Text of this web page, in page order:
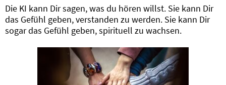
Die KI kann Dir sagen, was du hören willst. Sie kann Dir
das Gefühl geben, verstanden zu werden. Sie kann Dir
sogar das Gefühl geben, spirituell zu wachsen.